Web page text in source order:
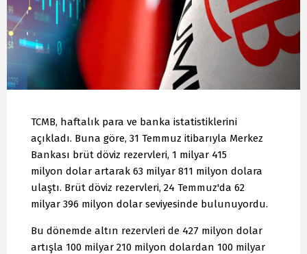
TCMB, haftalık para ve banka istatistiklerini
açıkladı. Buna göre, 31 Temmuz itibarıyla Merkez
Bankası brüt döviz rezervleri, 1 milyar 415
milyon dolar artarak 63 milyar 811 milyon dolara
ulaştı. Brüt döviz rezervleri, 24 Temmuz'da 62
milyar 396 milyon dolar seviyesinde bulunuyordu.
Bu dönemde altın rezervleri de 427 milyon dolar
artışla 100 milyar 210 milyon dolardan 100 milyar